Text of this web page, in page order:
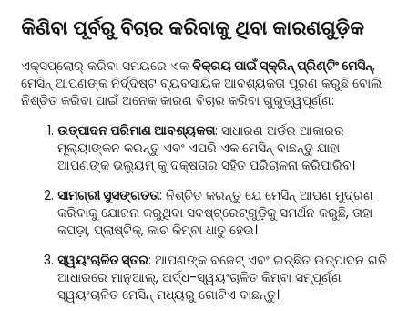
କିଣିବା ପୂର୍ବରୁ ବିଚାର କରିବାକୁ ଥିବା କାରଣଗୁଡ଼ିକ
ଏକ୍ସପ୍ଲୋର୍ କରିବା ସମୟରେ ଏକ ବିକ୍ରୟ ପାଇଁ ସ୍କ୍ରିନ୍ ପ୍ରିଣ୍ଟିଂ ମେସିନ୍,
ମେସିନ୍ ଆପଣଙ୍କ ନିର୍ଦ୍ଦିଷ୍ଟ ବ୍ୟବସାୟିକ ଆବଶ୍ୟକତା ପୂରଣ କରୁଛି ବୋଲି
ନିଶ୍ଚିତ କରିବା ପାଇଁ ଅନେକ କାରଣ ବିଚାର କରିବା ଗୁରୁତ୍ୱପୂର୍ଣ୍ଣ:
ଉତ୍ପାଦନ ପରିମାଣ ଆବଶ୍ୟକତା: ସାଧାରଣ ଅର୍ଡର ଆକାରର
ମୂଲ୍ୟାଙ୍କନ କରନ୍ତୁ ଏବଂ ଏପରି ଏକ ମେସିନ୍ ବାଛନ୍ତୁ ଯାହା
ଆପଣଙ୍କ ଭଲ୍ୟୁମ୍ କୁ ଦକ୍ଷତାର ସହିତ ପରିଚାଳନା କରିପାରିବ।
ସାମଗ୍ରୀ ସୁସଙ୍ଗତତା: ନିଶ୍ଚିତ କରନ୍ତୁ ଯେ ମେସିନ୍ ଆପଣ ମୁଦ୍ରଣ
କରିବାକୁ ଯୋଜନା କରୁଥିବା ସବଷ୍ଟ୍ରେଟ୍‌ଗୁଡ଼ିକୁ ସମର୍ଥନ କରୁଛି, ତାହା
କପଡ଼ା, ପ୍ଲାଷ୍ଟିକ୍, କାଚ କିମ୍ବା ଧାତୁ ହେଉ।
ସ୍ୱୟଂଚାଳିତ ସ୍ତର: ଆପଣଙ୍କ ବଜେଟ୍ ଏବଂ ଇଚ୍ଛିତ ଉତ୍ପାଦନ ଗତି
ଆଧାରରେ ମାନୁଆଲ୍, ଅର୍ଦ୍ଧ-ସ୍ୱୟଂଚାଳିତ କିମ୍ବା ସମ୍ପୂର୍ଣ୍ଣ
ସ୍ୱୟଂଚାଳିତ ମେସିନ୍ ମଧ୍ୟରୁ ଗୋଟିଏ ବାଛନ୍ତୁ।